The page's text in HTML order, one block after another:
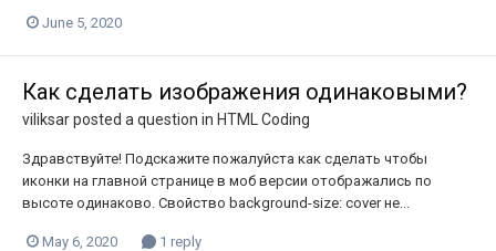
June 5, 2020
Как сделать изображения одинаковыми?
viliksarposted a question in HTML Coding
Здравствуйте! Подскажите пожалуйста как сделать чтобы
иконки на главной странице в моб версии отображались по
высоте одинаково. Свойство background-size: cover не...
May 6, 2020 1 reply